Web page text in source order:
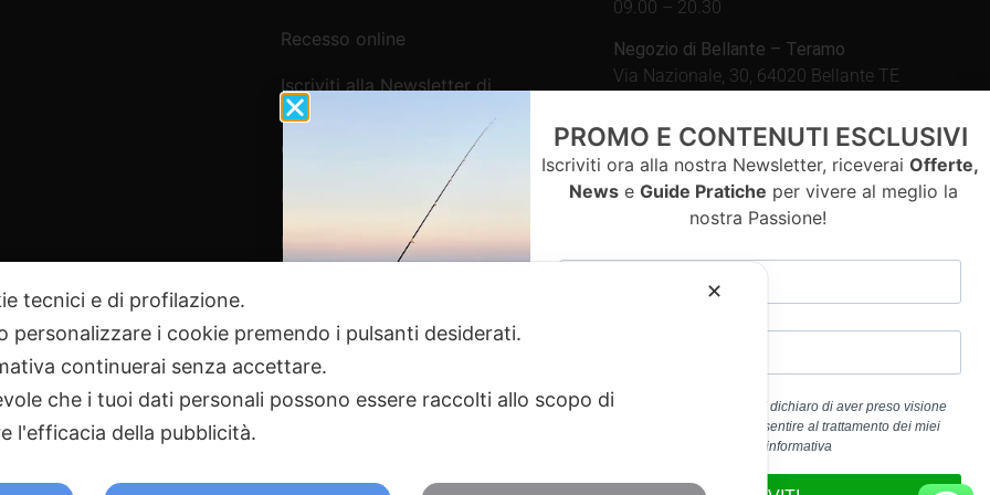
Recesso online
Iscriviti alla Newsletter di
Webpesca
Cookie Policy e Consensi
Informativa e-commerce
Informativa newsletter e contatti
09.00 – 20.30
Negozio di Bellante – Teramo
Via Nazionale, 30, 64020 Bellante TE
09.00 – 13.00 / 15.30 – 19.30
Pagamenti Sicuri
Webpesca è un brand Intent di Federico Andrenacci P.Iva 01917920678
✕
tecnici e di profilazione.
personalizzare i cookie premendo i pulsanti desiderati.
continuerai senza accettare.
che i tuoi dati personali possono essere raccolti allo scopo di
l'efficacia della pubblicità.
PROMO E CONTENUTI ESCLUSIVI
Iscriviti ora alla nostra Newsletter, riceverai Offerte,
Newse Guide Pratiche per vivere al meglio la
nostra Passione!
Cliccando sul pulsante “ISCRIVITI” dichiaro di aver preso visione
e di acconsentire al trattamento dei miei
dati personali per la finalità b) dell’informativa